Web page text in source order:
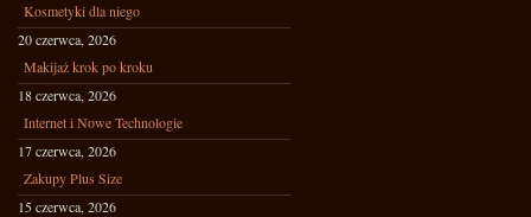
Kosmetyki dla niego
20 czerwca, 2026
Makijaż krok po kroku
18 czerwca, 2026
Internet i Nowe Technologie
17 czerwca, 2026
Zakupy Plus Size
15 czerwca, 2026